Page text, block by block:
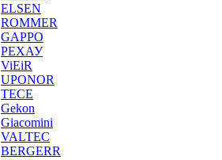
ELSEN
ROMMER
GAPPO
РЕХАУ
ViEiR
UPONOR
TECE
Gekon
Giacomini
VALTEC
BERGERR